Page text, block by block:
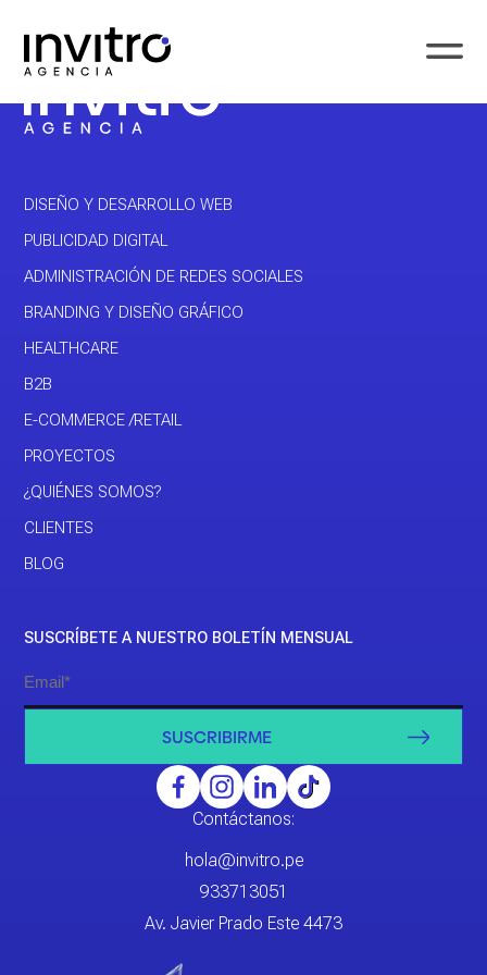
DISEÑO Y DESARROLLO WEB
PUBLICIDAD DIGITAL
ADMINISTRACIÓN DE REDES SOCIALES
BRANDING Y DISEÑO GRÁFICO
HEALTHCARE
B2B
E-COMMERCE /RETAIL
PROYECTOS
¿QUIÉNES SOMOS?
CLIENTES
BLOG
SUSCRÍBETE A NUESTRO BOLETÍN MENSUAL
SUSCRIBIRME
Contáctanos:
hola@invitro.pe
933713051
Av. Javier Prado Este 4473